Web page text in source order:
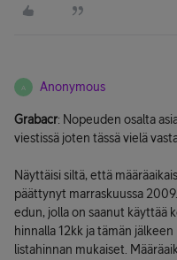
A Anonymous
Grabacr: Nopeuden osalta
viestissä joten tässä vielä
Näyttäisi siltä, että
päättynyt marraskuussa
edun, jolla on saanut käyttää
hinnalla 12kk ja tämän
listahinnan mukaiset.